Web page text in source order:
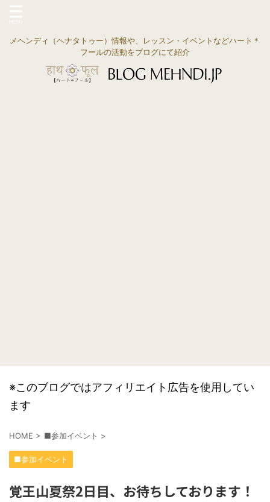
メヘンディ（ヘナタトゥー）情報や、レッスン・イベントなどハート＊
フールの活動をブログにて紹介
※このブログではアフィリエイト広告を使用してい
ます
HOME > ■参加イベント >
■参加イベント
覚王山夏祭2日目、お待ちしております！